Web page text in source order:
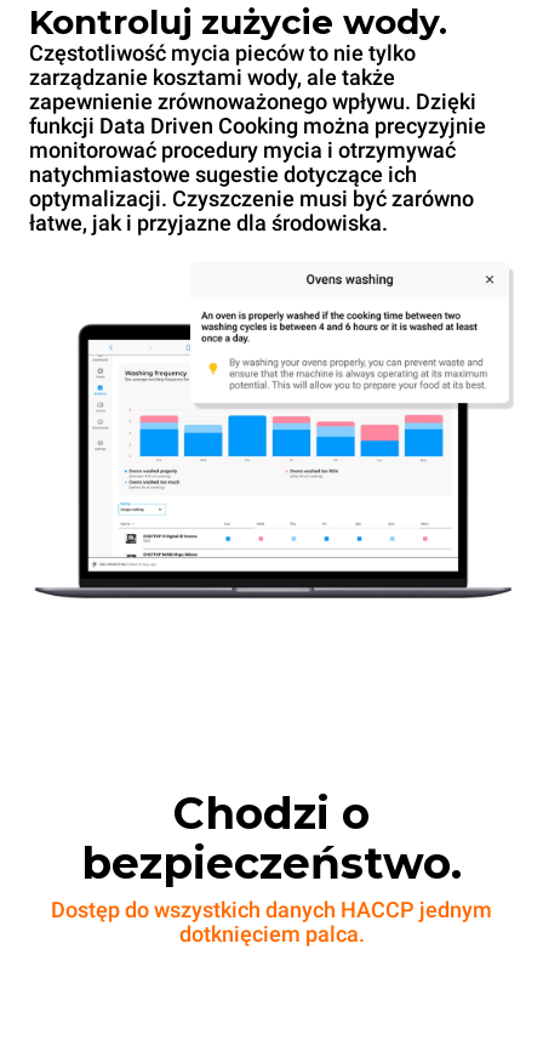
Kontroluj zużycie wody.
Częstotliwość mycia pieców to nie tylko
zarządzanie kosztami wody, ale także
zapewnienie zrównoważonego wpływu. Dzięki
funkcji Data Driven Cooking można precyzyjnie
monitorować procedury mycia i otrzymywać
natychmiastowe sugestie dotyczące ich
optymalizacji. Czyszczenie musi być zarówno
łatwe, jak i przyjazne dla środowiska.
Chodzi o
bezpieczeństwo.
Dostęp do wszystkich danych HACCP jednym
dotknięciem palca.